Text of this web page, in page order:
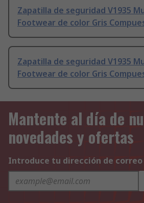
Zapatilla de seguridad V1935
Footwear de color Gris
Zapatilla de seguridad V1935
Footwear de color Gris
Mantente al día de
novedades y ofertas
Introduce tu dirección de correo